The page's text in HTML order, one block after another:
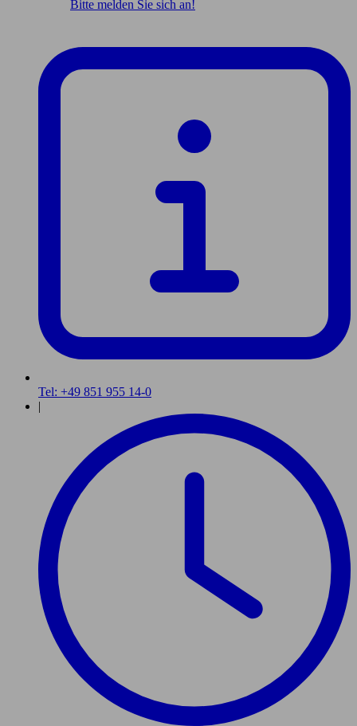
Bitte melden Sie sich an!
Tel: +49 851 955 14-0
|